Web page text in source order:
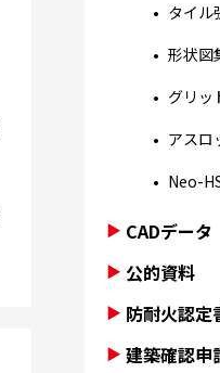
タイル
形状図
グリッ
アスロ
Neo-
CADデータ
公的資料
防耐火認定
建築確認申